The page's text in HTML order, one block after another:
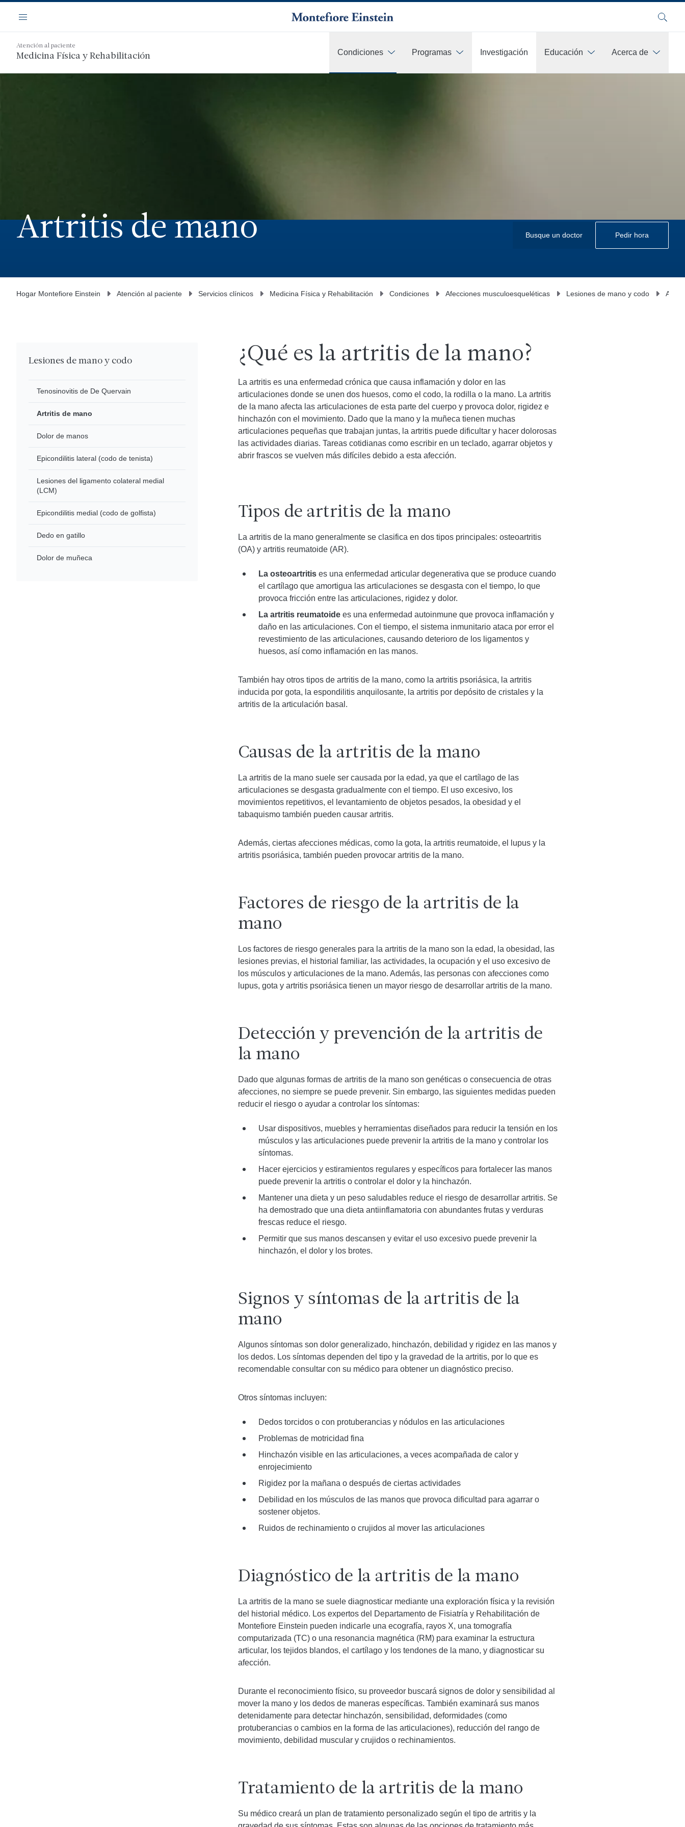
contenido
principal
Navegación
Menú Buscar
Atención al paciente
Medicina Física y Rehabilitación Condiciones Programas Investigación Educación Acerca de
Artritis de mano Busque un doctor Pedir hora
Hogar Montefiore Einstein Atención al paciente Servicios clínicos Medicina Física y Rehabilitación Condiciones Afecciones musculoesqueléticas Lesiones de mano y codo
Lesiones de mano y codo
Tenosinovitis de De Quervain
Artritis de mano
Dolor de manos
Epicondilitis lateral (codo de tenista)
Lesiones del ligamento colateral medial
(LCM)
Epicondilitis medial (codo de golfista)
Dedo en gatillo
Dolor de muñeca
¿Qué es la artritis de la mano?
La artritis es una enfermedad crónica que causa inflamación y dolor en las
articulaciones donde se unen dos huesos, como el codo, la rodilla o la mano. La artritis
de la mano afecta las articulaciones de esta parte del cuerpo y provoca dolor, rigidez e
hinchazón con el movimiento. Dado que la mano y la muñeca tienen muchas
articulaciones pequeñas que trabajan juntas, la artritis puede dificultar y hacer dolorosas
las actividades diarias. Tareas cotidianas como escribir en un teclado, agarrar objetos y
abrir frascos se vuelven más difíciles debido a esta afección.
Tipos de artritis de la mano
La artritis de la mano generalmente se clasifica en dos tipos principales: osteoartritis
(OA) y artritis reumatoide (AR).
La osteoartritises una enfermedad articular degenerativa que se produce cuando
el cartílago que amortigua las articulaciones se desgasta con el tiempo, lo que
provoca fricción entre las articulaciones, rigidez y dolor.
La artritis reumatoidees una enfermedad autoinmune que provoca inflamación y
daño en las articulaciones. Con el tiempo, el sistema inmunitario ataca por error el
revestimiento de las articulaciones, causando deterioro de los ligamentos y
huesos, así como inflamación en las manos.
También hay otros tipos de artritis de la mano, como la artritis psoriásica, la artritis
inducida por gota, la espondilitis anquilosante, la artritis por depósito de cristales y la
artritis de la articulación basal.
Causas de la artritis de la mano
La artritis de la mano suele ser causada por la edad, ya que el cartílago de las
articulaciones se desgasta gradualmente con el tiempo. El uso excesivo, los
movimientos repetitivos, el levantamiento de objetos pesados, la obesidad y el
tabaquismo también pueden causar artritis.
Además, ciertas afecciones médicas, como la gota, la artritis reumatoide, el lupus y la
artritis psoriásica, también pueden provocar artritis de la mano.
Factores de riesgo de la artritis de la
mano
Los factores de riesgo generales para la artritis de la mano son la edad, la obesidad, las
lesiones previas, el historial familiar, las actividades, la ocupación y el uso excesivo de
los músculos y articulaciones de la mano. Además, las personas con afecciones como
lupus, gota y artritis psoriásica tienen un mayor riesgo de desarrollar artritis de la mano.
Detección y prevención de la artritis de
la mano
Dado que algunas formas de artritis de la mano son genéticas o consecuencia de otras
afecciones, no siempre se puede prevenir. Sin embargo, las siguientes medidas pueden
reducir el riesgo o ayudar a controlar los síntomas:
Usar dispositivos, muebles y herramientas diseñados para reducir la tensión en los
músculos y las articulaciones puede prevenir la artritis de la mano y controlar los
síntomas.
Hacer ejercicios y estiramientos regulares y específicos para fortalecer las manos
puede prevenir la artritis o controlar el dolor y la hinchazón.
Mantener una dieta y un peso saludables reduce el riesgo de desarrollar artritis. Se
ha demostrado que una dieta antiinflamatoria con abundantes frutas y verduras
frescas reduce el riesgo.
Permitir que sus manos descansen y evitar el uso excesivo puede prevenir la
hinchazón, el dolor y los brotes.
Signos y síntomas de la artritis de la
mano
Algunos síntomas son dolor generalizado, hinchazón, debilidad y rigidez en las manos y
los dedos. Los síntomas dependen del tipo y la gravedad de la artritis, por lo que es
recomendable consultar con su médico para obtener un diagnóstico preciso.
Otros síntomas incluyen:
Dedos torcidos o con protuberancias y nódulos en las articulaciones
Problemas de motricidad fina
Hinchazón visible en las articulaciones, a veces acompañada de calor y
enrojecimiento
Rigidez por la mañana o después de ciertas actividades
Debilidad en los músculos de las manos que provoca dificultad para agarrar o
sostener objetos.
Ruidos de rechinamiento o crujidos al mover las articulaciones
Diagnóstico de la artritis de la mano
La artritis de la mano se suele diagnosticar mediante una exploración física y la revisión
del historial médico. Los expertos del Departamento de Fisiatría y Rehabilitación de
Montefiore Einstein pueden indicarle una ecografía, rayos X, una tomografía
computarizada (TC) o una resonancia magnética (RM) para examinar la estructura
articular, los tejidos blandos, el cartílago y los tendones de la mano, y diagnosticar su
afección.
Durante el reconocimiento físico, su proveedor buscará signos de dolor y sensibilidad al
mover la mano y los dedos de maneras específicas. También examinará sus manos
detenidamente para detectar hinchazón, sensibilidad, deformidades (como
protuberancias o cambios en la forma de las articulaciones), reducción del rango de
movimiento, debilidad muscular y crujidos o rechinamientos.
Tratamiento de la artritis de la mano
Su médico creará un plan de tratamiento personalizado según el tipo de artritis y la